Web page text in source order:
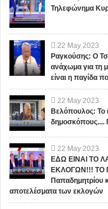
Τηλεφώνημα
22 May 2023
Ραγκούσης: Ο
ανάχωμα για τη
είναι η παγίδα
22 May 2023
Βελόπουλος: Το
δημοσκόπους....
22 May 2023
ΕΔΩ ΕΙΝΑΙ ΤΟ
ΕΚΛΟΓΩΝ!!! ΤΟ
Παπαδημητρίου
αποτελέσματα των εκλογών